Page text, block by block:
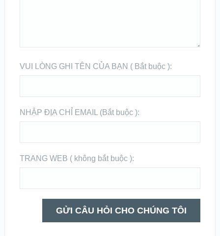
VUI LÒNG GHI TÊN CỦA BẠN ( Bắt buộc ):
NHẬP ĐỊA CHỈ EMAIL (Bắt buộc ):
TRANG WEB ( không bắt buộc ):